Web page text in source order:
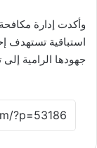
وأكدت إدارة
استباقية تستهدف
جهودها الرامية